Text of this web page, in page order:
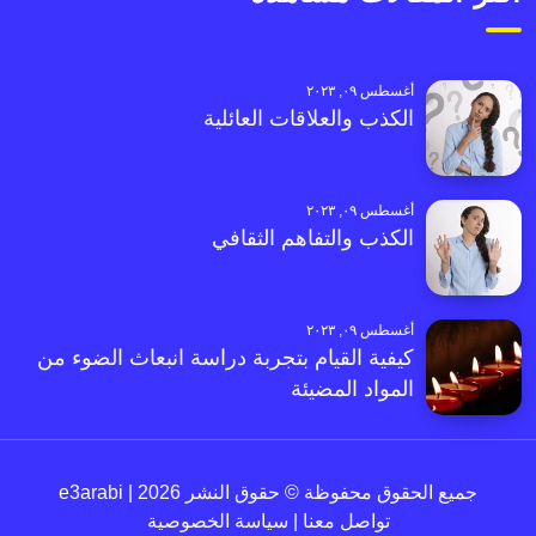
أغسطس ٠٩, ٢٠٢٣
الكذب والعلاقات العائلية
أغسطس ٠٩, ٢٠٢٣
الكذب والتفاهم الثقافي
أغسطس ٠٩, ٢٠٢٣
كيفية القيام بتجربة دراسة انبعاث الضوء من
المواد المضيئة
جميع الحقوق محفوظة © حقوق النشر 2026 | e3arabi
تواصل معنا
سياسة الخصوصية